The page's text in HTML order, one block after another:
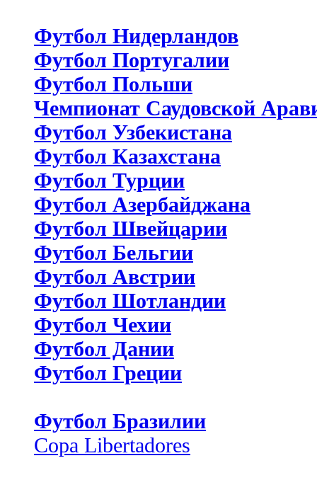
Футбол Нидерландов
Футбол Португалии
Футбол Польши
Чемпионат Саудовской
Футбол Узбекистана
Футбол Казахстана
Футбол Турции
Футбол Азербайджана
Футбол Швейцарии
Футбол Бельгии
Футбол Австрии
Футбол Шотландии
Футбол Чехии
Футбол Дании
Футбол Греции
Футбол Бразилии
Copa Libertadores